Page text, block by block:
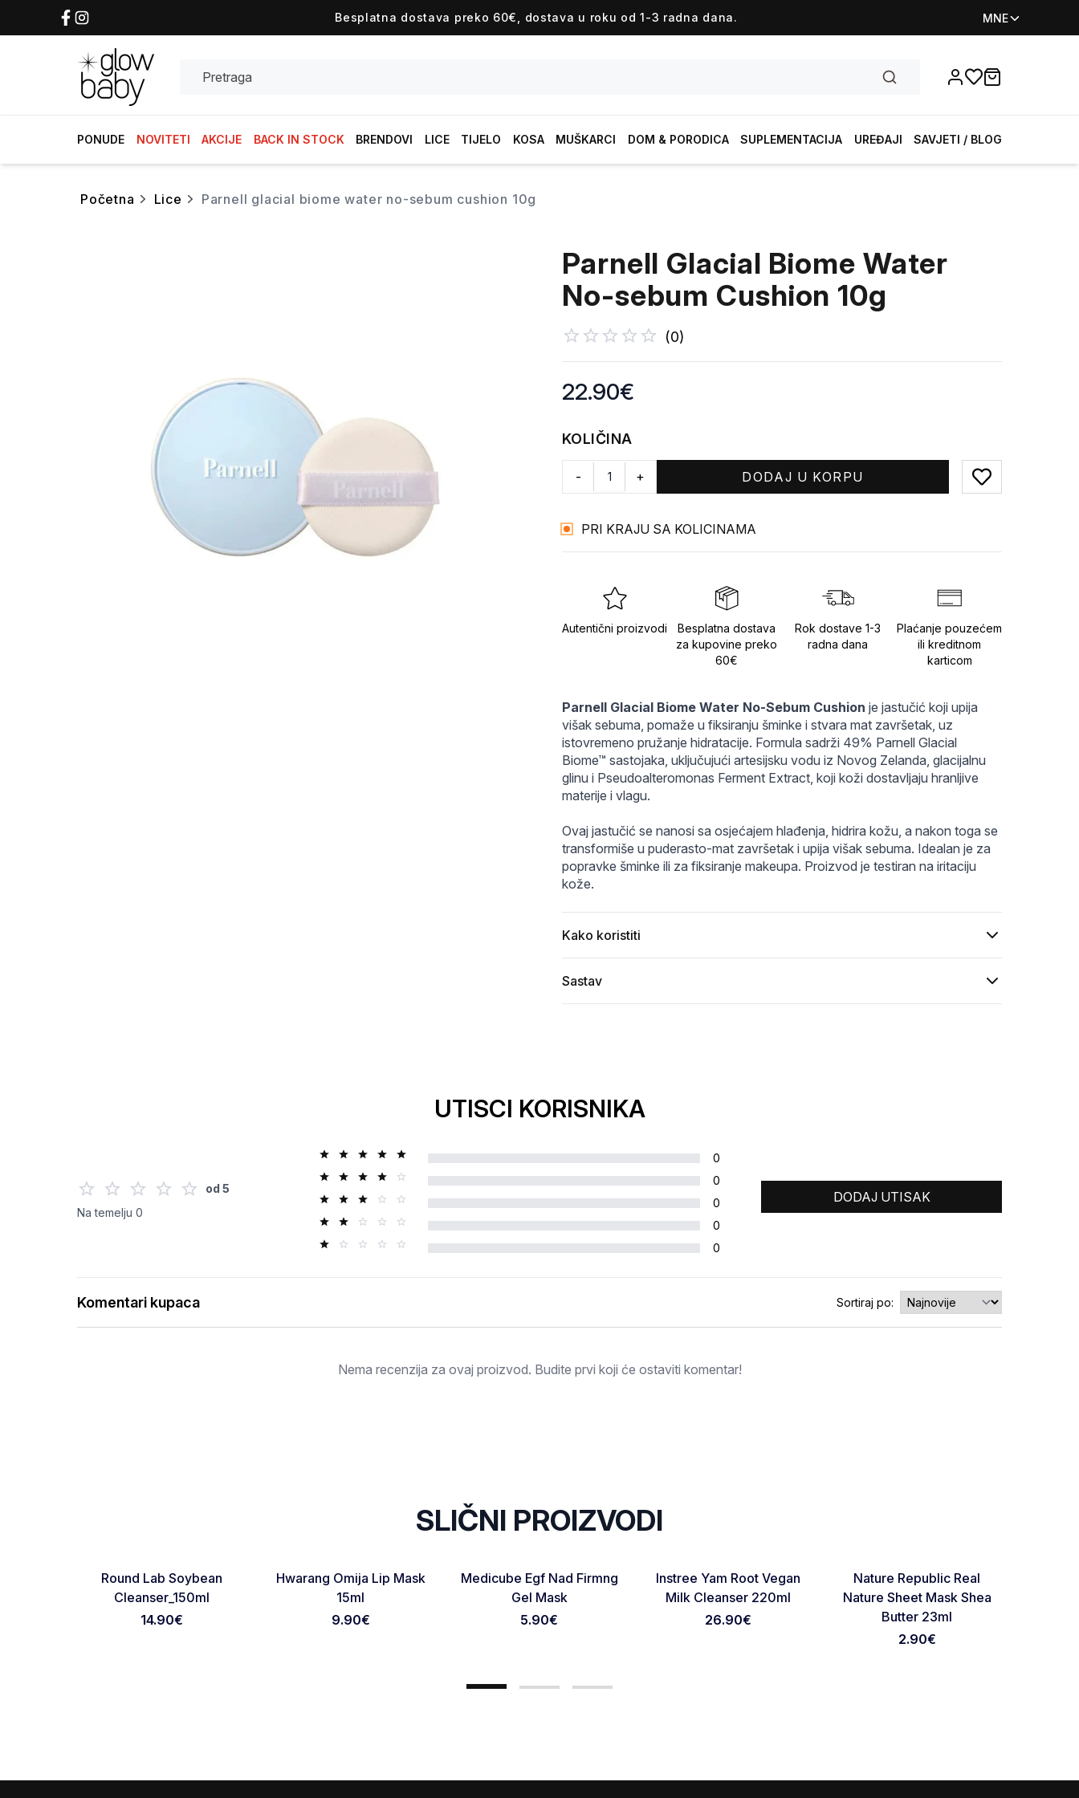
Besplatna dostava preko 60€, dostava u roku od 1-3 radna dana. MNE
Favorites
items in cart,
PONUDE NOVITETI AKCIJE BACK IN STOCK BRENDOVI LICE TIJELO KOSA MUŠKARCI DOM & PORODICA SUPLEMENTACIJA UREĐAJI SAVJETI / BLOG
početna lice parnell glacial biome water no-sebum cushion 10g
XXL_p0188698189.webp
Parnell Glacial Biome Water
No-sebum Cushion 10g
(0)
Product information
22.90€
KOLIČINA
- + DODAJ U KORPU
Add to favorites
PRI KRAJU SA KOLICINAMA
Autentični proizvodi
Besplatna dostava
za kupovine preko
60€
Rok dostave 1-3
radna dana
Plaćanje pouzećem
ili kreditnom
karticom
Parnell Glacial Biome Water No-Sebum Cushion je jastučić koji upija
višak sebuma, pomaže u fiksiranju šminke i stvara mat završetak, uz
istovremeno pružanje hidratacije. Formula sadrži 49% Parnell Glacial
Biome™ sastojaka, uključujući artesijsku vodu iz Novog Zelanda, glacijalnu
glinu i Pseudoalteromonas Ferment Extract, koji koži dostavljaju hranljive
materije i vlagu.
Ovaj jastučić se nanosi sa osjećajem hlađenja, hidrira kožu, a nakon toga se
transformiše u puderasto-mat završetak i upija višak sebuma. Idealan je za
popravke šminke ili za fiksiranje makeupa. Proizvod je testiran na iritaciju
kože.
Kako koristiti
Sastav
UTISCI KORISNIKA
od 5
Na temelju 0
0
0
0
0
0
DODAJ UTISAK
Ocjena
Pošaljite pregled
Komentari kupaca Sortiraj po:
Nema recenzija za ovaj proizvod. Budite prvi koji će ostaviti komentar!
SLIČNI PROIZVODI
Round Lab Soybean
Cleanser_150ml
14.90€
Favorite
Hwarang Omija Lip Mask
15ml
9.90€
Favorite
Medicube Egf Nad Firmng
Gel Mask
5.90€
Favorite
Instree Yam Root Vegan
Milk Cleanser 220ml
26.90€
Nature Republic Real
Nature Sheet Mask Shea
Butter 23ml
2.90€